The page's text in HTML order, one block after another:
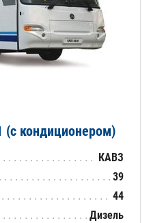
(с кондиционером)
КАВЗ
39
44
Дизель